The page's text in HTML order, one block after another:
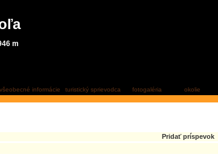
m
všeobecné informácie turistický sprievodca fotogaléria okolie
Pridať príspevok